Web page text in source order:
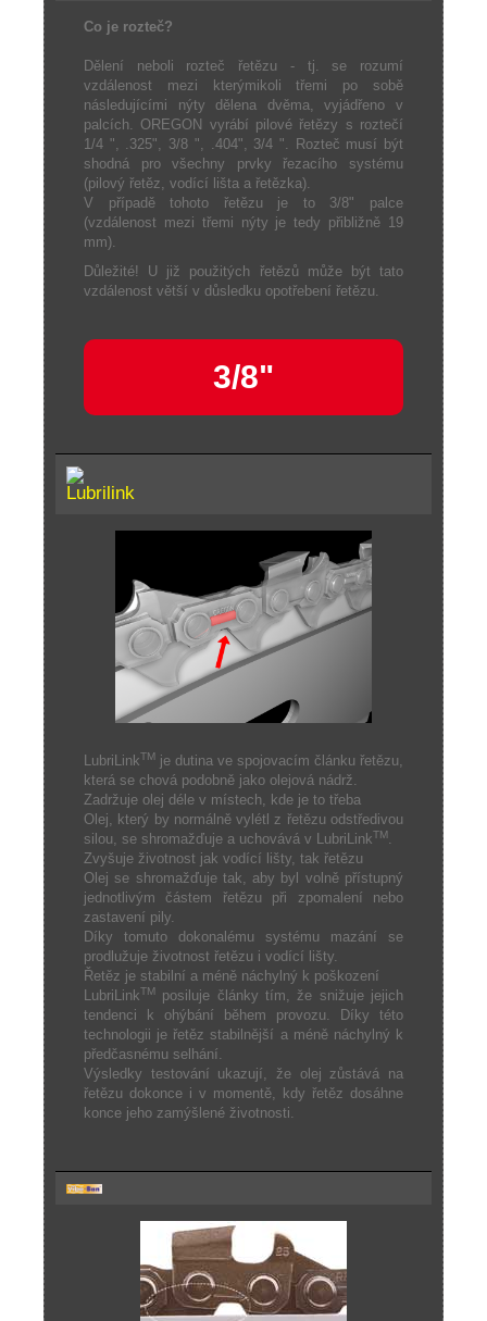
Co je rozteč?
Dělení neboli rozteč řetězu - tj. se rozumí
vzdálenost mezi kterýmikoli třemi po sobě
následujícími nýty dělena dvěma, vyjádřeno v
palcích. OREGON vyrábí pilové řetězy s roztečí
1/4 ", .325", 3/8 ", .404", 3/4 ". Rozteč musí být
shodná pro všechny prvky řezacího systému
(pilový řetěz, vodící lišta a řetězka).
V případě tohoto řetězu je to 3/8" palce
(vzdálenost mezi třemi nýty je tedy přibližně 19
mm).
Důležité! U již použitých řetězů může být tato
vzdálenost větší v důsledku opotřebení řetězu.
3/8"
LubriLinkTM je dutina ve spojovacím článku řetězu,
která se chová podobně jako olejová nádrž.
Zadržuje olej déle v místech, kde je to třeba
Olej, který by normálně vylétl z řetězu odstředivou
silou, se shromažďuje a uchovává v LubriLinkTM
Zvyšuje životnost jak vodící lišty, tak řetězu
Olej se shromažďuje tak, aby byl volně přístupný
jednotlivým částem řetězu při zpomalení nebo
zastavení pily.
Díky tomuto dokonalému systému mazání se
prodlužuje životnost řetězu i vodící lišty.
Řetěz je stabilní a méně náchylný k poškození
LubriLinkTM
posiluje články tím, že snižuje jejich
tendenci k ohýbání během provozu. Díky této
technologii je řetěz stabilnější a méně náchylný k
předčasnému selhání.
Výsledky testování ukazují, že olej zůstává na
řetězu dokonce i v momentě, kdy řetěz dosáhne
konce jeho zamýšlené životnosti.